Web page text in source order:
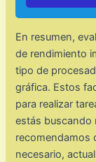
En resumen,
de rendimiento
tipo de
gráfica. Estos
para realizar
estás buscando
recomendamos
necesario,